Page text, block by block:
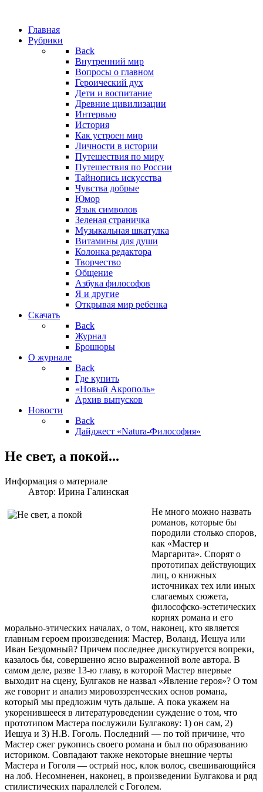
Главная
Рубрики
Back
Внутренний мир
Вопросы о главном
Героический дух
Дети и воспитание
Древние цивилизации
Интервью
История
Как устроен мир
Личности в истории
Путешествия по миру
Путешествия по России
Тайнопись искусства
Чувства добрые
Юмор
Язык символов
Зеленая страничка
Музыкальная шкатулка
Витамины для души
Колонка редактора
Творчество
Общение
Азбука философов
Я и другие
Открывая мир ребенка
Скачать
Back
Журнал
Брошюры
О журнале
Back
Где купить
«Новый Акрополь»
Архив выпусков
Новости
Back
Дайджест «Natura-Философия»
Не свет, а покой...
Информация о материале
Автор: Ирина Галинская
Не много можно назвать
романов, которые бы
породили столько споров,
как «Мастер и
Маргарита». Спорят о
прототипах действующих
лиц, о книжных
источниках тех или иных
слагаемых сюжета,
философско-эстетических
корнях романа и его
морально-этических началах, о том, наконец, кто является
главным героем произведения: Мастер, Воланд, Иешуа или
Иван Бездомный? Причем последнее дискутируется вопреки,
казалось бы, совершенно ясно выраженной воле автора. В
самом деле, разве 13-ю главу, в которой Мастер впервые
выходит на сцену, Булгаков не назвал «Явление героя»? О том
же говорит и анализ мировоззренческих основ романа,
который мы предложим чуть дальше. А пока укажем на
укоренившееся в литературоведении суждение о том, что
прототипом Мастера послужили Булгакову: 1) он сам, 2)
Иешуа и 3) Н.В. Гоголь. Последний — по той причине, что
Мастер сжег рукопись своего романа и был по образованию
историком. Совпадают также некоторые внешние черты
Мастера и Гоголя — острый нос, клок волос, свешивающийся
на лоб. Несомненен, наконец, в произведении Булгакова и ряд
стилистических параллелей с Гоголем.